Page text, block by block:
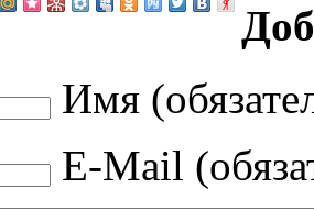
Имя
E-Mail